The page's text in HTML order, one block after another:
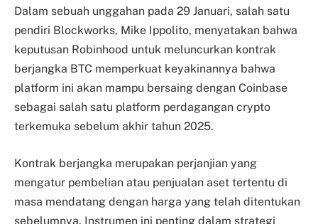
Dalam sebuah unggahan pada 29 Januari, salah satu
pendiri Blockworks, Mike Ippolito, menyatakan bahwa
keputusan Robinhood untuk meluncurkan kontrak
berjangka BTC memperkuat keyakinannya bahwa
platform ini akan mampu bersaing dengan Coinbase
sebagai salah satu platform perdagangan crypto
terkemuka sebelum akhir tahun 2025.
Kontrak berjangka merupakan perjanjian yang
mengatur pembelian atau penjualan aset tertentu di
masa mendatang dengan harga yang telah ditentukan
sebelumnya. Instrumen ini penting dalam strategi